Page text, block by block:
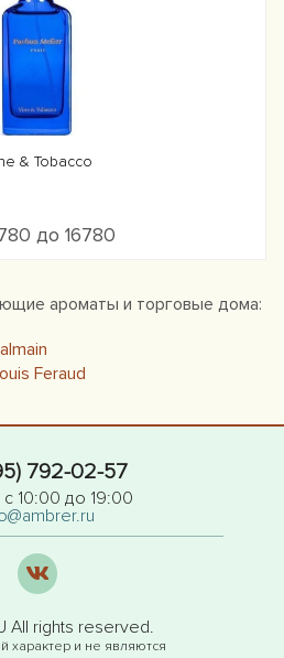
& Tobacco
до 16780
ароматы и торговые дома:
Feraud
792-02-57
10:00 до 19:00
All rights reserved.
характер и не являются